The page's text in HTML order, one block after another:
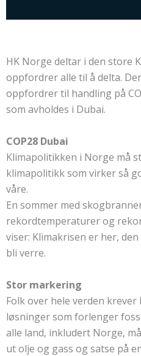
HK Norge deltar i den store
oppfordrer alle til å delta.
oppfordrer til handling på
som avholdes i Dubai.
COP28 Dubai
Klimapolitikken i Norge må
klimapolitikk som virker så
våre.
En sommer med
rekordtemperaturer og
viser: Klimakrisen er her,
bli verre.
Stor markering
Folk over hele verden
løsninger som forlenger
alle land, inkludert Norge,
ut olje og gass og satse på